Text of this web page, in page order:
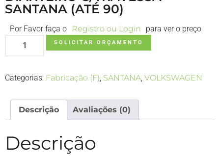
SANTANA (ATÉ 90)
Por Favor faça o Registro ou Login para ver o preço
SOLICITAR ORÇAMENTO
Categorias: Fabricação (F), SANTANA, VOLKSWAGEN
Descrição Avaliações (0)
Descrição